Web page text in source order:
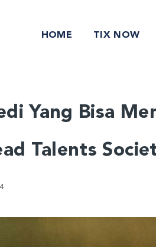
HOME TIX NOW
Yang Bisa
Talents